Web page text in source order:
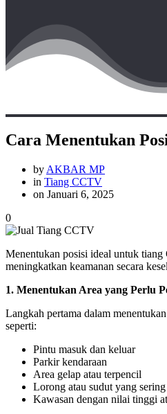
Cara Menentukan
by AKBAR MP
in Tiang CCTV
on Januari 6, 2025
0
Menentukan posisi ideal untuk tiang
meningkatkan keamanan secara
1. Menentukan Area yang Perlu
Langkah pertama dalam
seperti:
Pintu masuk dan keluar
Parkir kendaraan
Area gelap atau terpencil
Lorong atau sudut yang
Kawasan dengan nilai tinggi